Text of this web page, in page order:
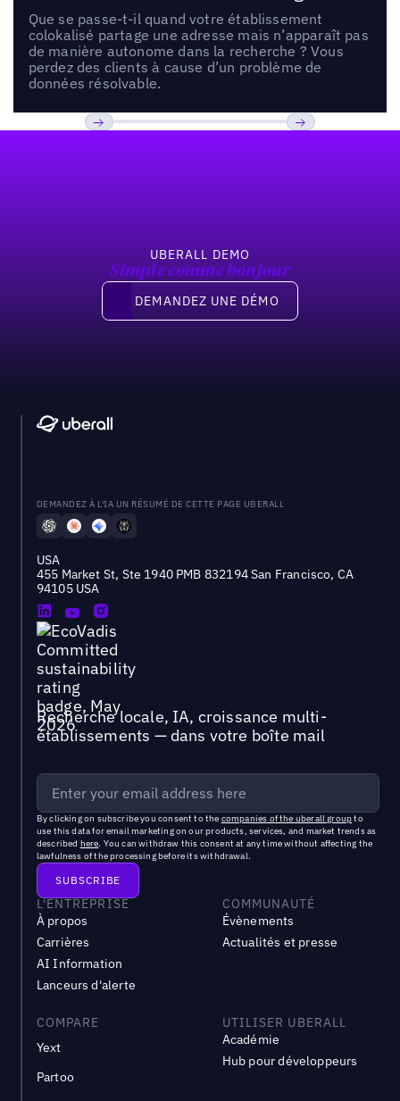
Que se passe-t-il quand votre établissement
colokalisé partage une adresse mais n’apparaît pas
de manière autonome dans la recherche ? Vous
perdez des clients à cause d’un problème de
données résolvable.
UBERALL DEMO
Simple comme bonjour
Demandez une démo
DEMANDEZ UNE DÉMO
DEMANDEZ À L'IA UN RÉSUMÉ DE CETTE PAGE UBERALL
USA
455 Market St, Ste 1940 PMB 832194 San Francisco, CA
94105 USA
Recherche locale, IA, croissance multi-
établissements — dans votre boîte mail
By clicking on subscribe you consent to the companies of the uberall groupto
use this data for email marketing on our products, services, and market trends as
described here. You can withdraw this consent at any time without affecting the
lawfulness of the processing before its withdrawal.
L'ENTREPRISE
À propos
Carrières
AI Information
Lanceurs d'alerte
COMMUNAUTÉ
Évènements
Actualités et presse
COMPARE
Yext
Partoo
UTILISER UBERALL
Académie
Hub pour développeurs